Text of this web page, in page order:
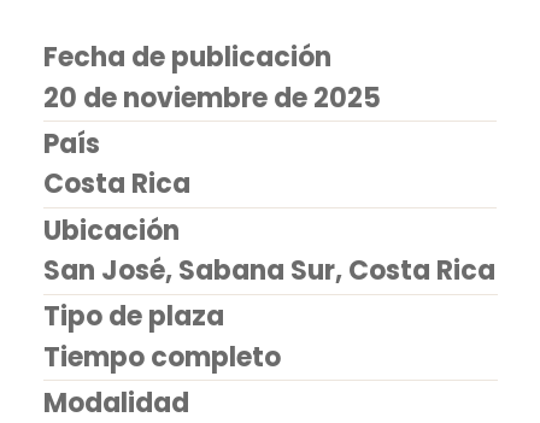
Fecha de publicación
20 de noviembre de 2025
País
Costa Rica
Ubicación
San José, Sabana Sur, Costa Rica
Tipo de plaza
Tiempo completo
Modalidad